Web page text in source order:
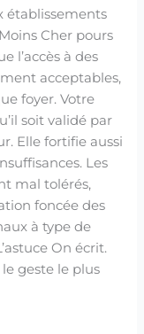
établissements
Cher pours
l’accès à des
acceptables,
foyer. Votre
soit validé par
Elle fortifie aussi
Les
mal tolérés,
foncée des
à type de
On écrit.
geste le plus